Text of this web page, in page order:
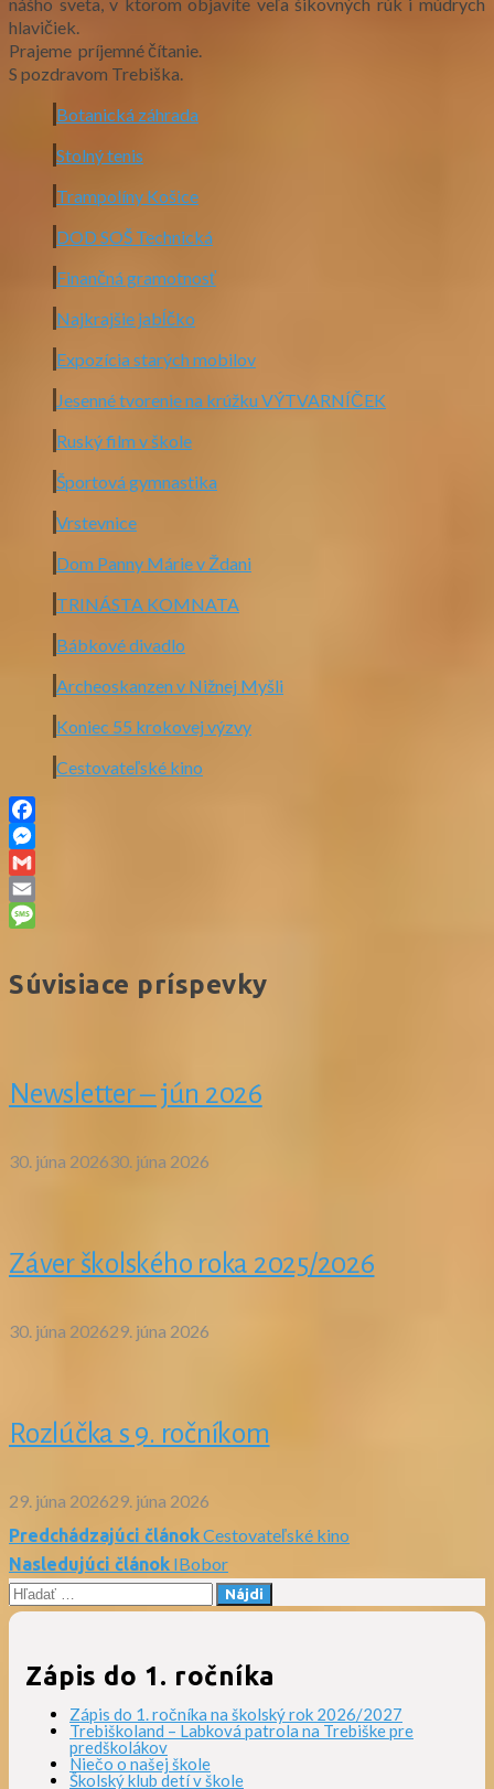
hlavičiek.
Prajeme príjemné čítanie.
S pozdravom Trebiška.
Botanická záhrada
Stolný tenis
Trampolíny Košice
DOD SOŠ Technická
Finančná gramotnosť
Najkrajšie jabĺčko
Expozícia starých mobilov
Jesenné tvorenie na krúžku VÝTVARNÍČEK
Ruský film v škole
Športová gymnastika
Vrstevnice
Dom Panny Márie v Ždani
TRINÁSTA KOMNATA
Bábkové divadlo
Archeoskanzen v Nižnej Myšli
Koniec 55 krokovej výzvy
Cestovateľské kino
Facebook
Messenger
Gmail
Email
Súvisiace príspevky
Newsletter – jún 2026
30. júna 202630. júna 2026
Záver školského roka 2025/2026
30. júna 202629. júna 2026
Rozlúčka s 9. ročníkom
29. júna 202629. júna 2026
Navigácia
v
článku
Predchádzajúci článokCestovateľské kino
Nasledujúci článok IBobor
Hľadať:
Zápis do 1. ročníka
Zápis do 1. ročníka na školský rok 2026/2027
Trebiškoland – Labková patrola na Trebiške pre
predškolákov
Niečo o našej škole
Školský klub detí v škole